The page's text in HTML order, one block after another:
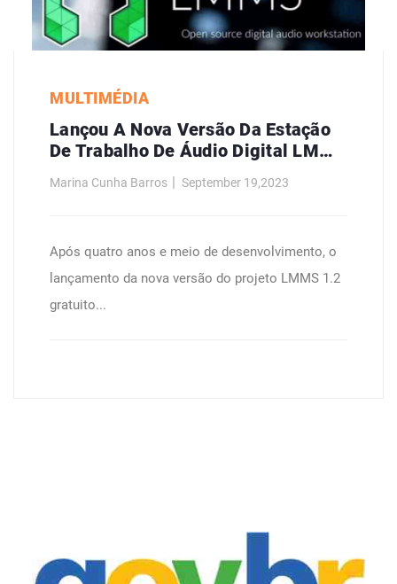
MULTIMÉDIA
Lançou A Nova Versão Da Estação
De Trabalho De Áudio Digital LMMS
Marina Cunha Barros September 19,2023
Após quatro anos e meio de desenvolvimento, o
lançamento da nova versão do projeto LMMS 1.2
gratuito...